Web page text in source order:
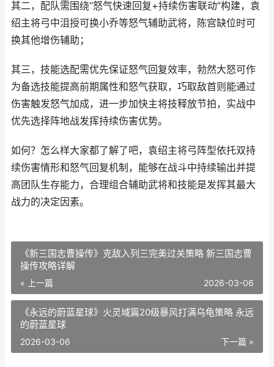
其二，配队需围绕“怒气快速回复+持续伤害联动”构建，袁
绍主将弓中沮授可换小乔等怒气辅助武将，陈宫缺位时可
换其他增伤辅助；
其三，技能选配需优先保证怒气回复效率，勃然大怒可作
为备选技能提高前期属性和怒气获取，巧取敌首则能通过
伤害触发怒气加成，进一步加快主将技释放节拍，实战中
优先选择阵地战发挥持续伤害优势。
如何？怎么样大家都了解了吧，袁绍主将弓阵型依托双持
续伤害情形和怒气回复机制，能够在战斗中持续输出并提
高团队生存能力，合理组合辅助武将和技能是发挥其最大
战力的决定因素。
《新三国志曹操传》克敌入列三完美过关策略 新三国志曹
操传攻略详解
« 上一篇 2026-03-06
《永远的蔚蓝星球》火灵域篇20级暴风打满乌龟策略 永远
的蔚蓝星球
下一篇 »
2026-03-06